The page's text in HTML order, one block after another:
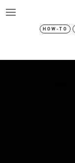
HOW-TO